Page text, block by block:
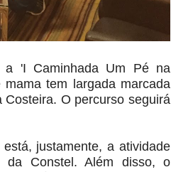
a 'I Caminhada Um Pé na
tem largada marcada
O percurso seguirá
justamente, a atividade
da Constel. Além disso, o